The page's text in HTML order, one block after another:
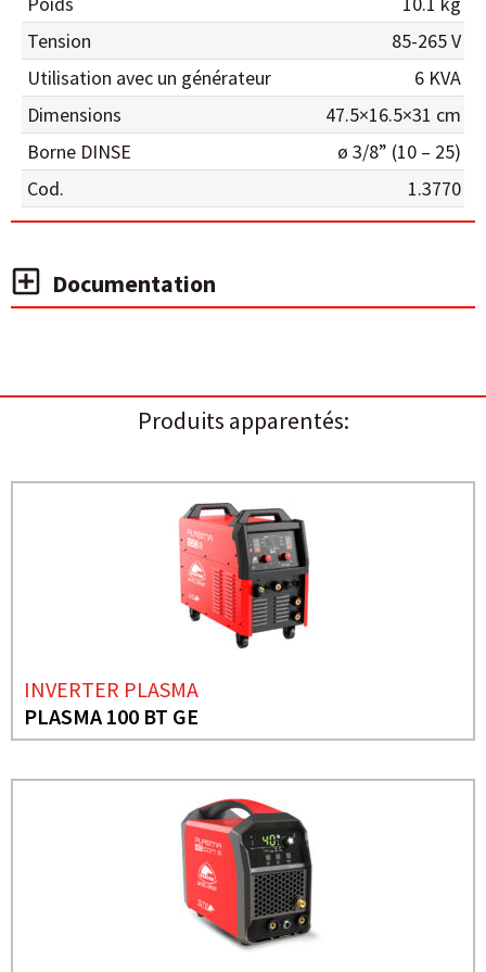
Tension
85-265 V
Utilisation avec un générateur
6 KVA
Dimensions
47.5×16.5×31 cm
Borne DINSE
ø 3/8” (10 – 25)
Cod.
1.3770
Documentation
Produits apparentés:
INVERTER PLASMA
PLASMA 100 BT GE